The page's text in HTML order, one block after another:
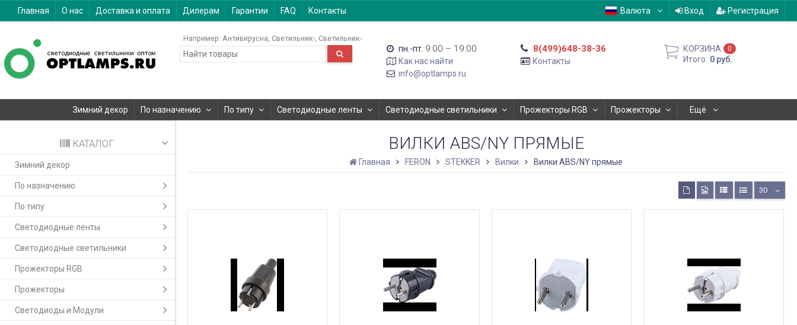
Главная О нас Доставка и оплата Дилерам Гарантии FAQ Контакты Валюта Вход Регистрация
Например: Антивирусна Светильник- Светильник-
пн.-пт. 9:00 – 19:00
Как нас найти
info@optlamps.ru
8(499)648-38-36
Контакты
КОРЗИНА 0
Итого: 0 руб.
Зимний декор По назначению По типу Светодиодные ленты Светодиодные светильники Прожекторы RGB Прожекторы Ещё
КАТАЛОГ
Зимний декор
По назначению
По типу
Светодиодные ленты
Светодиодные светильники
Прожекторы RGB
Прожекторы
Светодиоды и Модули
ВИЛКИ ABS/NY ПРЯМЫЕ
Главная FERON STEKKER Вилки Вилки ABS/NY прямые
30